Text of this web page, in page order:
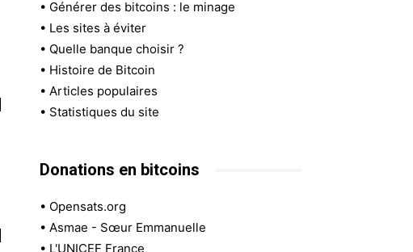
• Générer des bitcoins : le minage
• Les sites à éviter
• Quelle banque choisir ?
• Histoire de Bitcoin
• Articles populaires
• Statistiques du site
Donations en bitcoins
• Opensats.org
• Asmae - Sœur Emmanuelle
• L'UNICEF France